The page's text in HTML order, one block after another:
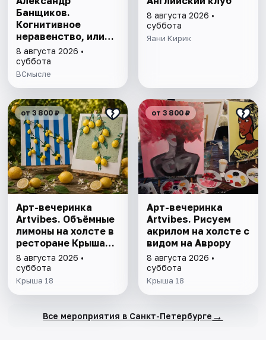
Банщиков.
Когнитивное
неравенство, или
почему умные
умнеют, а глупые
глупеют
8 августа 2026 •
суббота
ВСмысле
8 августа 2026 •
суббота
Яани Кирик
от 3 800 ₽
Арт-вечеринка
Artvibes. Объёмные
лимоны на холсте в
ресторане Крыша
18
8 августа 2026 •
суббота
Крыша 18
от 3 800 ₽
Арт-вечеринка
Artvibes. Рисуем
акрилом на холсте с
видом на Аврору
8 августа 2026 •
суббота
Крыша 18
Все мероприятия в Санкт-Петербурге →